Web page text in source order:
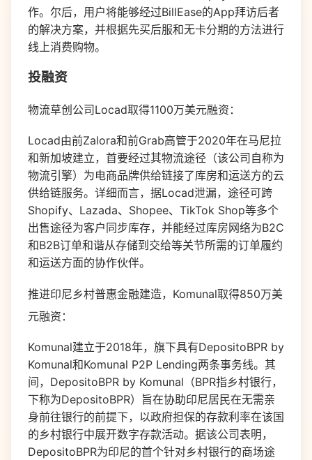
作。尔后，用户将能够经过BillEase的App拜访后者
的解决方案，并根据先买后服和无卡分期的方法进行
线上消费购物。
投融资
物流草创公司Locad取得1100万美元融资：
Locad由前Zalora和前Grab高管于2020年在马尼拉
和新加坡建立，首要经过其物流途径（该公司自称为
物流引擎）为电商品牌供给链接了库房和运送方的云
供给链服务。详细而言，据Locad泄漏，途径可跨
Shopify、Lazada、Shopee、TikTok Shop等多个
出售途径为客户同步库存，并能经过库房网络为B2C
和B2B订单和谐从存储到交给等关节所需的订单履约
和运送方面的协作伙伴。
推进印尼乡村普惠金融建造，Komunal取得850万美
元融资：
Komunal建立于2018年，旗下具有DepositoBPR by
Komunal和Komunal P2P Lending两条事务线。其
间，DepositoBPR by Komunal（BPR指乡村银行，
下称为DepositoBPR）旨在协助印尼居民在无需亲
身前往银行的前提下，以政府担保的存款利率在该国
的乡村银行中展开数字存款活动。据该公司表明，
DepositoBPR为印尼的首个针对乡村银行的商场途